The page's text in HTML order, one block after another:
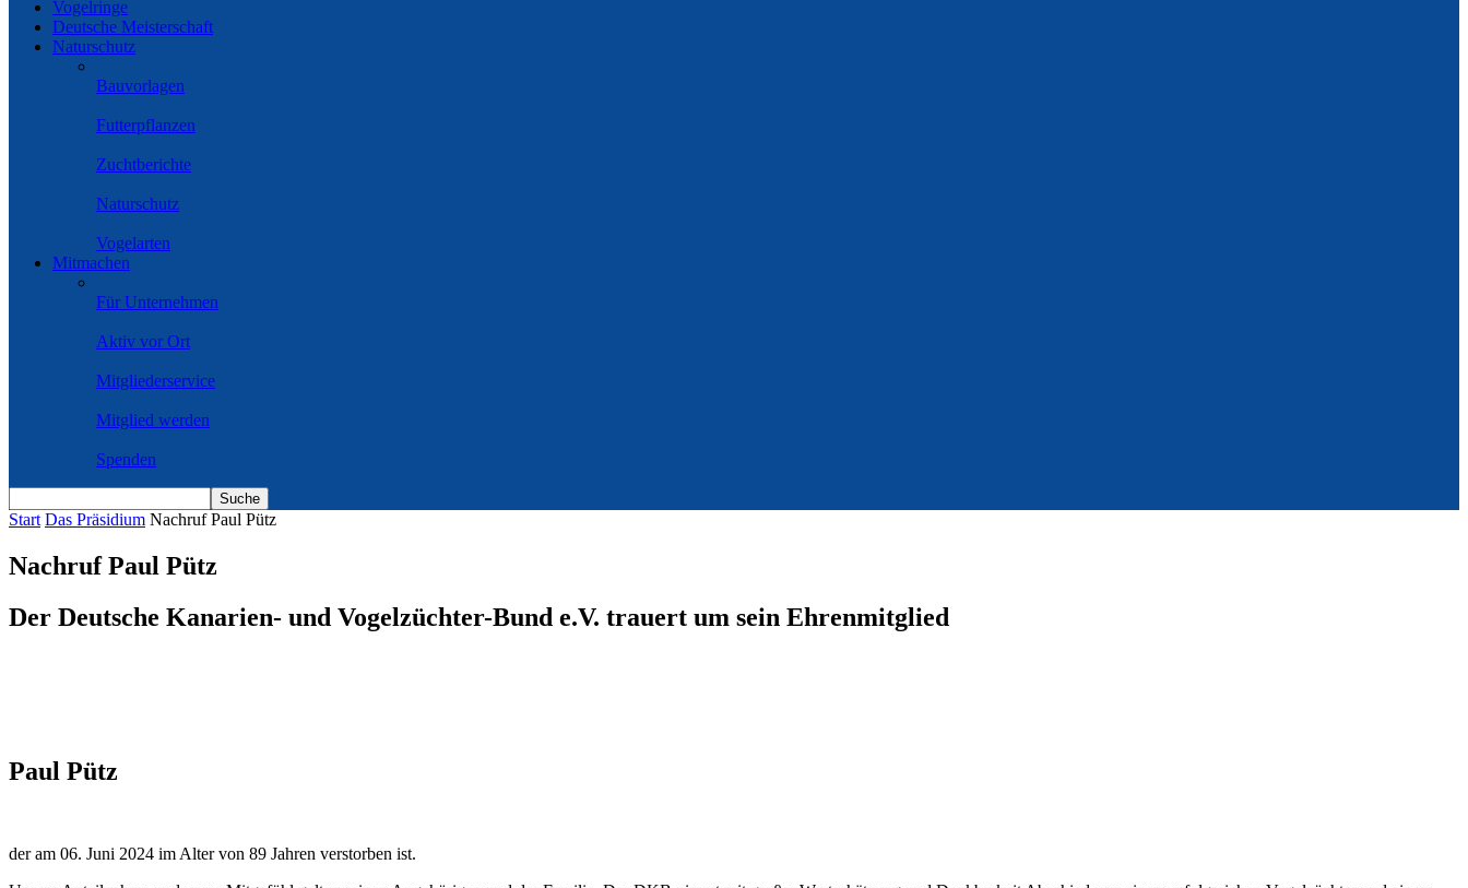
Vogelringe
Deutsche Meisterschaft
Naturschutz
Bauvorlagen
Futterpflanzen
Zuchtberichte
Naturschutz
Vogelarten
Mitmachen
Für Unternehmen
Aktiv vor Ort
Mitgliederservice
Mitglied werden
Spenden
Start Das Präsidium Nachruf Paul Pütz
Nachruf Paul Pütz
Der Deutsche Kanarien- und Vogelzüchter-Bund e.V. trauert um sein Ehrenmitglied
Paul Pütz
der am 06. Juni 2024 im Alter von 89 Jahren verstorben ist.